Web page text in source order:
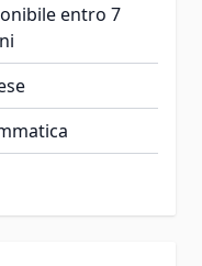
entro 7